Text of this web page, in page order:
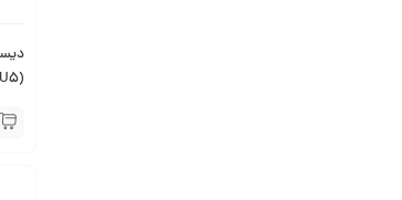
(TU5) وگر (2عدد)